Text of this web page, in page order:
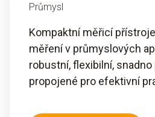
Průmysl
Kompaktní měřicí
měření v průmyslových
robustní, flexibilní, snadno
propojené pro efektivní